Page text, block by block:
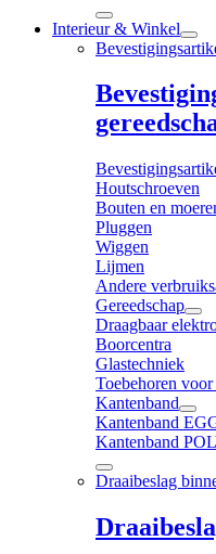
Interieur & Winkel
Houtschroeven
Bouten en
Pluggen
Wiggen
Lijmen
Andere
Gereedschap
Draagbaar
Boorcentra
Glastechniek
Toebehoren
Kantenband
Kantenband
Kantenband
Draaibeslag